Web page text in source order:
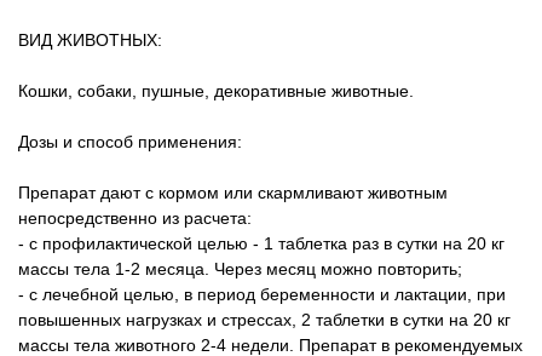
ВИД ЖИВОТНЫХ:
Кошки, собаки, пушные, декоративные животные.
Дозы и способ применения:
Препарат дают с кормом или скармливают животным
непосредственно из расчета:
- с профилактической целью - 1 таблетка раз в сутки на 20 кг
массы тела 1-2 месяца. Через месяц можно повторить;
- с лечебной целью, в период беременности и лактации, при
повышенных нагрузках и стрессах, 2 таблетки в сутки на 20 кг
массы тела животного 2-4 недели. Препарат в рекомендуемых